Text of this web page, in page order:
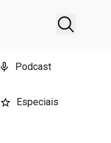
Podcast
Especiais